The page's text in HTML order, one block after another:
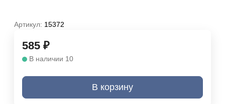
Артикул: 15372
585 ₽
В наличии 10
В корзину